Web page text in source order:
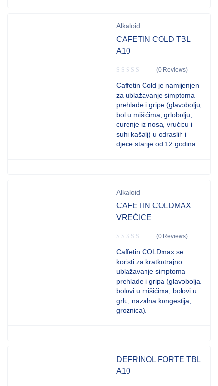
Alkaloid
CAFETIN COLD TBL
A10
(0 Reviews)
Caffetin Cold je namijenjen
za ublažavanje simptoma
prehlade i gripe (glavobolju,
bol u mišićima, grlobolju,
curenje iz nosa, vrućicu i
suhi kašalj) u odraslih i
djece starije od 12 godina.
Alkaloid
CAFETIN COLDMAX
VREĆICE
(0 Reviews)
Caffetin COLDmax se
koristi za kratkotrajno
ublažavanje simptoma
prehlade i gripa (glavobolja,
bolovi u mišićima, bolovi u
grlu, nazalna kongestija,
groznica).
DEFRINOL FORTE TBL
A10